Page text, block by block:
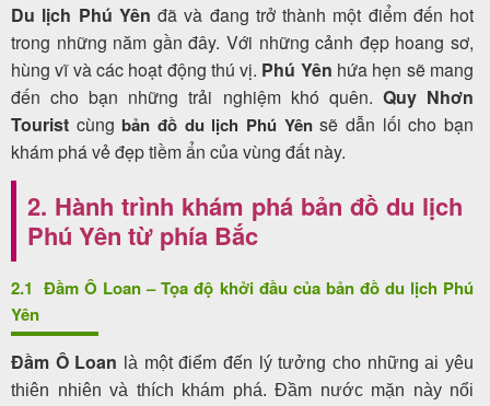
Du lịch Phú Yên đã và đang trở thành một điểm đến hot
trong những năm gần đây. Với những cảnh đẹp hoang sơ,
hùng vĩ và các hoạt động thú vị. Phú Yên hứa hẹn sẽ mang
đến cho bạn những trải nghiệm khó quên. Quy Nhơn
Tourist cùng bản đồ du lịch Phú Yênsẽ dẫn lối cho bạn
khám phá vẻ đẹp tiềm ẩn của vùng đất này.
2. Hành trình khám phá bản đồ du lịch
Phú Yên từ phía Bắc
2.1 Đầm Ô Loan – Tọa độ khởi đầu của bản đồ du lịch Phú
Yên
Đầm Ô Loan là một điểm đến lý tưởng cho những ai yêu
thiên nhiên và thích khám phá. Đầm nước mặn này nổi